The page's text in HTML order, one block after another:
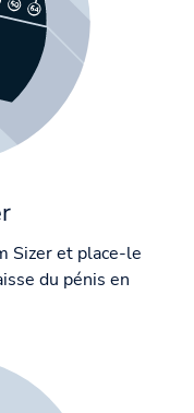
Sizer et place-le
du pénis en